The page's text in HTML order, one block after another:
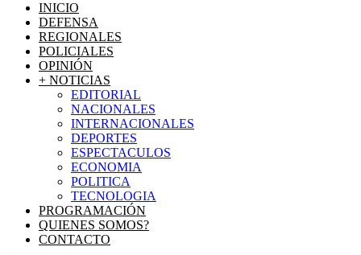
INICIO
DEFENSA
REGIONALES
POLICIALES
OPINIÓN
+ NOTICIAS
EDITORIAL
NACIONALES
INTERNACIONALES
DEPORTES
ESPECTACULOS
ECONOMIA
POLITICA
TECNOLOGIA
PROGRAMACIÓN
QUIENES SOMOS?
CONTACTO